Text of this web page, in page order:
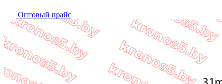
Оптовый прайс